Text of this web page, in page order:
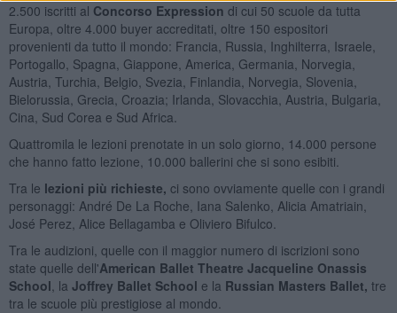
2.500 iscritti al Concorso Expression di cui 50 scuole da tutta
Europa, oltre 4.000 buyer accreditati, oltre 150 espositori
provenienti da tutto il mondo: Francia, Russia, Inghilterra, Israele,
Portogallo, Spagna, Giappone, America, Germania, Norvegia,
Austria, Turchia, Belgio, Svezia, Finlandia, Norvegia, Slovenia,
Bielorussia, Grecia, Croazia; Irlanda, Slovacchia, Austria, Bulgaria,
Cina, Sud Corea e Sud Africa.
Quattromila le lezioni prenotate in un solo giorno, 14.000 persone
che hanno fatto lezione, 10.000 ballerini che si sono esibiti.
Tra le lezioni più richieste, ci sono ovviamente quelle con i grandi
personaggi: André De La Roche, Iana Salenko, Alicia Amatriain,
José Perez, Alice Bellagamba e Oliviero Bifulco.
Tra le audizioni, quelle con il maggior numero di iscrizioni sono
state quelle dell'American Ballet Theatre Jacqueline Onassis
School , la Joffrey Ballet School e la Russian Masters Ballet, tre
tra le scuole più prestigiose al mondo.